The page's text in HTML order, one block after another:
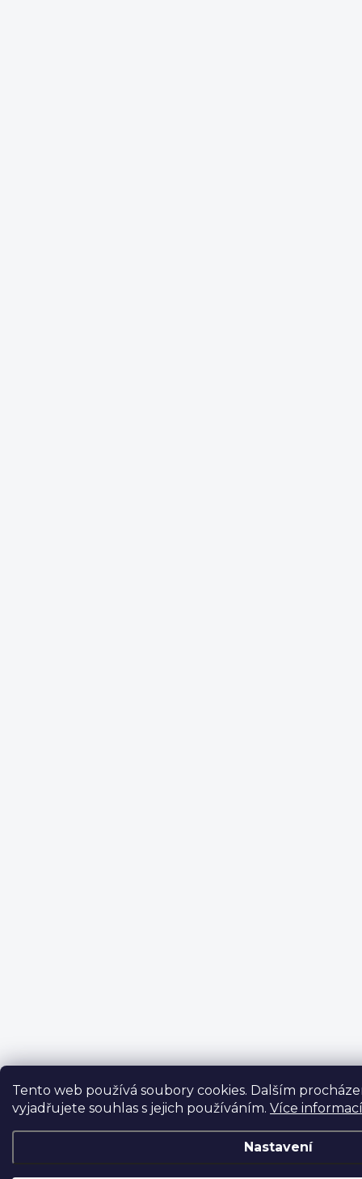
Tento web používá soubory cookies. Dalším
vyjadřujete souhlas s jejich používáním. Více informací
Nastavení